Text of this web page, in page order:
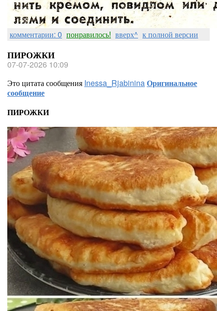
комментарии: 0 понравилось! вверх^ к полной версии
ПИРОЖКИ
07-07-2026 10:09
Это цитата сообщения Inessa_RjabininaОригинальное
сообщение
ПИРОЖКИ